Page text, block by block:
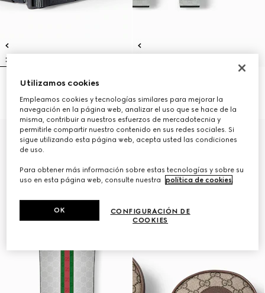
Casco de esquí Gucci x HEAD
₺41.600
₺433.650
Gucci y HEAD
Utilizamos cookies
Empleamos cookies y tecnologías similares para mejorar la
navegación en la página web, analizar el uso que se hace de la
misma, contribuir a nuestros esfuerzos de mercadotecnia y
permitirle compartir nuestro contenido en sus redes sociales. Si
sigue utilizando esta página web, acepta usted las condiciones
de uso.
Para obtener más información sobre estas tecnologías y sobre su
uso en esta página web, consulte nuestra política de cookies.
CONFIGURACIÓN DE
COOKIES
OK